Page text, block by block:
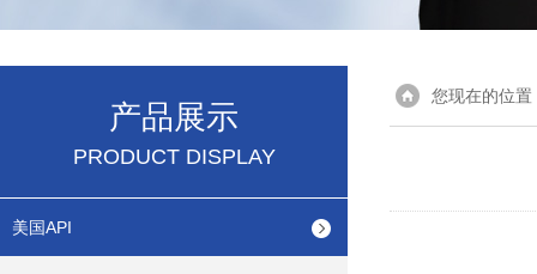
产品展示
PRODUCT DISPLAY
美国API
您现在的位置